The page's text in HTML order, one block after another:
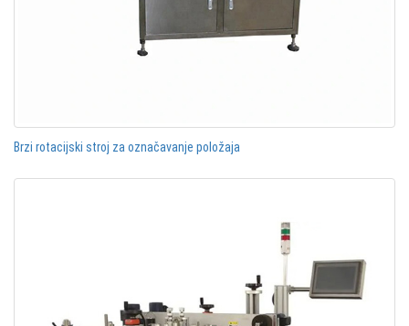
Brzi rotacijski stroj za označavanje položaja